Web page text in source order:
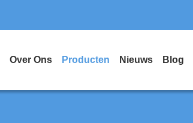
Over Ons Producten Nieuws Blog